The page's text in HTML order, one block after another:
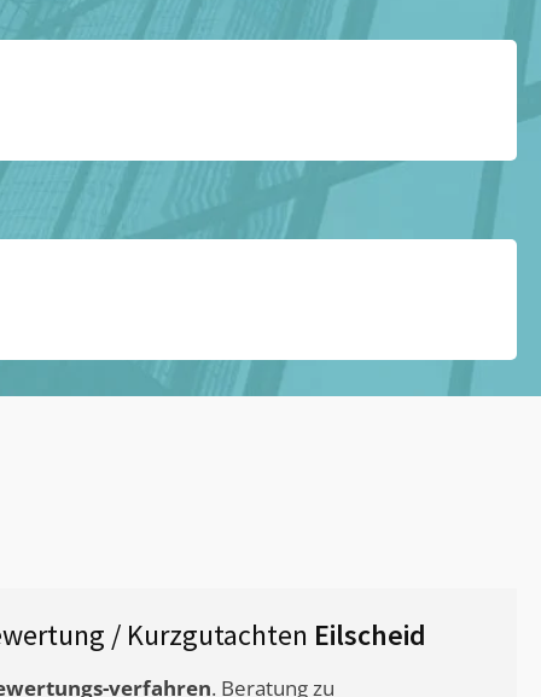
/ Kurzgutachten Eilscheid
verfahren. Beratung zu